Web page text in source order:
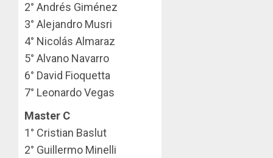
2° Andrés Giménez⁣
3° Alejandro Musri⁣
4° Nicolás Almaraz⁣
5° Alvano Navarro⁣
6° David Fioquetta⁣
7° Leonardo Vegas⁣
Master C
1° Cristian Baslut⁣
2° Guillermo Minelli⁣